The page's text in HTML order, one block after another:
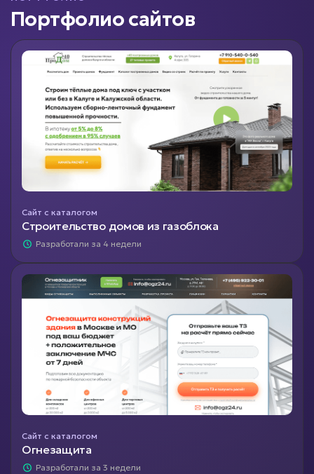
Портфолио сайтов
Сайт с каталогом
Строительство домов из газоблока
Разработали за 4 недели
Сайт с каталогом
Огнезащита
Разработали за 3 недели